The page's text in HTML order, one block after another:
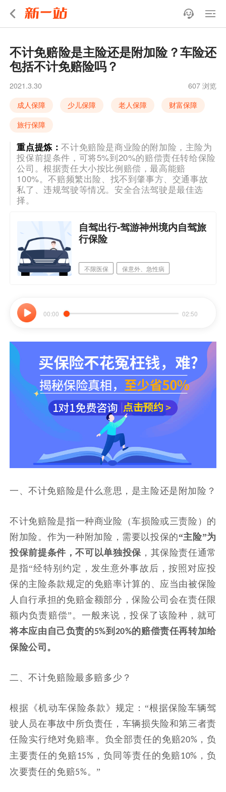
不计免赔险是主险还是附加险？车险还
包括不计免赔险吗？
2021.3.30
607 浏览
成人保障
少儿保障 老人保障
财富保障
旅行保障
重点提炼：不计免赔险是商业险的附加险，主险为
投保前提条件，可将5%到20%的赔偿责任转给保险
公司。根据责任大小按比例赔偿，最高能赔
100%。不赔频繁出险、找不到肇事方、交通事故
私了、违规驾驶等情况。安全合法驾驶是最佳选
择。
自驾出行-驾游神州境内自驾旅
行保险
不限医保
保意外、急性病
00:00 02:50
一、不计免赔险是什么意思，是主险还是附加险？
不计免赔险是指一种商业险（车损险或三责险）的
附加险。作为一种附加险，需要以投保的“主险”为
投保前提条件，不可以单独投保，其保险责任通常
是指“经特别约定，发生意外事故后，按照对应投
保的主险条款规定的免赔率计算的、应当由被保险
人自行承担的免赔金额部分，保险公司会在责任限
额内负责赔偿”。一般来说，投保了该险种，就可
将本应由自己负责的5%到 20%的赔偿责任再转加给
保险公司。
二、不计免赔险最多赔多少？
根据《机动车保险条款》规定： “根据保险车辆驾
驶人员在事故中所负责任，车辆损失险和第三者责
任险实行绝对免赔率。负全部责任的免赔20% ，负
主要责任的免赔15% ，负同等责任的免赔10% ，负
次要责任的免赔5%。”